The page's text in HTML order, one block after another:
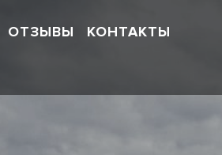
ОТЗЫВЫ КОНТАКТЫ